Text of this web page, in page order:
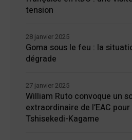
tension
Goma sous le feu : la
dégrade
28 janvier 2025
William Ruto convoque un
extraordinaire de l’EAC
Tshisekedi-Kagame
27 janvier 2025